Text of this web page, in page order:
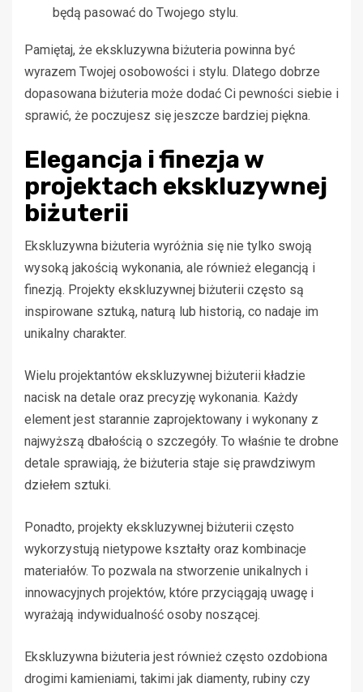
będą pasować do Twojego stylu.
Pamiętaj, że ekskluzywna biżuteria powinna być
wyrazem Twojej osobowości i stylu. Dlatego dobrze
dopasowana biżuteria może dodać Ci pewności siebie i
sprawić, że poczujesz się jeszcze bardziej piękna.
Elegancja i finezja w
projektach ekskluzywnej
biżuterii
Ekskluzywna biżuteria wyróżnia się nie tylko swoją
wysoką jakością wykonania, ale również elegancją i
finezją. Projekty ekskluzywnej biżuterii często są
inspirowane sztuką, naturą lub historią, co nadaje im
unikalny charakter.
Wielu projektantów ekskluzywnej biżuterii kładzie
nacisk na detale oraz precyzję wykonania. Każdy
element jest starannie zaprojektowany i wykonany z
najwyższą dbałością o szczegóły. To właśnie te drobne
detale sprawiają, że biżuteria staje się prawdziwym
dziełem sztuki.
Ponadto, projekty ekskluzywnej biżuterii często
wykorzystują nietypowe kształty oraz kombinacje
materiałów. To pozwala na stworzenie unikalnych i
innowacyjnych projektów, które przyciągają uwagę i
wyrażają indywidualność osoby noszącej.
Ekskluzywna biżuteria jest również często ozdobiona
drogimi kamieniami, takimi jak diamenty, rubiny czy